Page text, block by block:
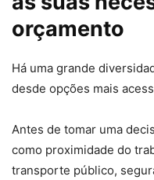
orçamento
Há uma grande
desde opções mais
Antes de tomar uma
como proximidade do
transporte público,